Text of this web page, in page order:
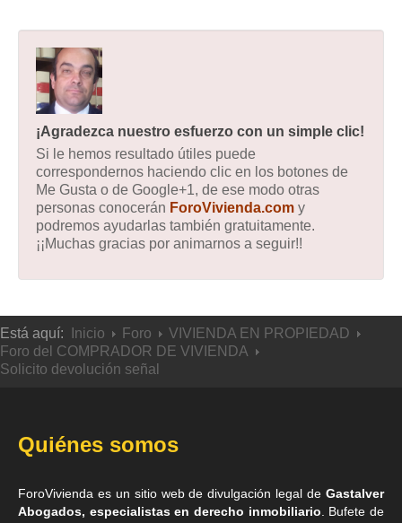
¡Agradezca nuestro esfuerzo con un simple clic!
Si le hemos resultado útiles puede
correspondernos haciendo clic en los botones de
Me Gusta o de Google+1, de ese modo otras
personas conocerán ForoVivienda.com y
podremos ayudarlas también gratuitamente.
¡¡Muchas gracias por animarnos a seguir!!
Está aquí: Inicio Foro
VIVIENDA EN PROPIEDAD
Foro del COMPRADOR DE VIVIENDA
Solicito devolución señal
Quiénes somos
ForoVivienda es un sitio web de divulgación legal de Gastalver
Abogados, especialistas en derecho inmobiliario . Bufete de